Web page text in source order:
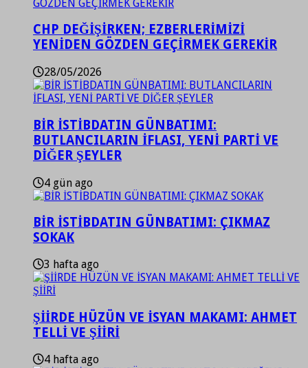
CHP DEĞİŞİRKEN; EZBERLERİMİZİ
YENİDEN GÖZDEN GEÇİRMEK GEREKİR
28/05/2026
BİR İSTİBDATIN GÜNBATIMI:
BUTLANCILARIN İFLASI, YENİ PARTİ VE
DİĞER ŞEYLER
4 gün ago
BİR İSTİBDATIN GÜNBATIMI: ÇIKMAZ
SOKAK
3 hafta ago
ŞİİRDE HÜZÜN VE İSYAN MAKAMI: AHMET
TELLİ VE ŞİİRİ
4 hafta ago